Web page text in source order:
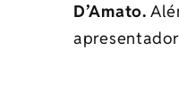
D’Amato.